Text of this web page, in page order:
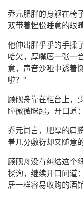
乔元肥胖的身躯在椅
双带着惺忪睡意的眼
他伸出胖乎乎的手揉
哈欠，厚嘴唇一张一
意，声音沙哑中透着
啦？”
顾砚舟靠在柜台上，
瞳微微眯起，开口道
乔元闻言，肥厚的肩
着几分敷衍却又随意
顾砚舟没有纠结这个
探询，继续开口问
居一样容易收购的酒